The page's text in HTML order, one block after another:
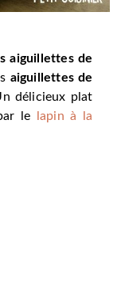
aiguillettes de
aiguillettes de
délicieux plat
le
lapin à la